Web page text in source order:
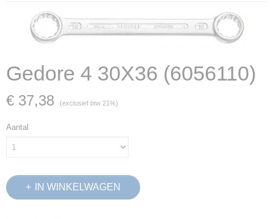
Gedore 4 30X36 (6056110)
€ 37,38 (exclusief btw 21%)
Aantal
IN WINKELWAGEN